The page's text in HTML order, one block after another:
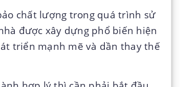
chất lượng trong quá trình sử
được xây dựng phổ biến hiện
triển mạnh mẽ và dần thay thế